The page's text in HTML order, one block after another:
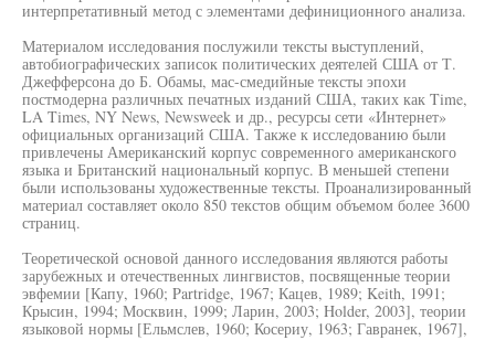
интерпретативный метод с элементами дефиниционного анализа.
Материалом исследования послужили тексты выступлений,
автобиографических записок политических деятелей США от Т.
Джефферсона до Б. Обамы, мас-смедийные тексты эпохи
постмодерна различных печатных изданий США, таких как Time,
LA Times, NY News, Newsweek и др., ресурсы сети «Интернет»
официальных организаций США. Также к исследованию были
привлечены Американский корпус современного американского
языка и Британский национальный корпус. В меньшей степени
были использованы художественные тексты. Проанализированный
материал составляет около 850 текстов общим объемом более 3600
страниц.
Теоретической основой данного исследования являются работы
зарубежных и отечественных лингвистов, посвященные теории
эвфемии [Капу, 1960; Partridge, 1967; Кацев, 1989; Keith, 1991;
Крысин, 1994; Москвин, 1999; Ларин, 2003; Holder, 2003], теории
языковой нормы [Ельмслев, 1960; Косериу, 1963; Гавранек, 1967],